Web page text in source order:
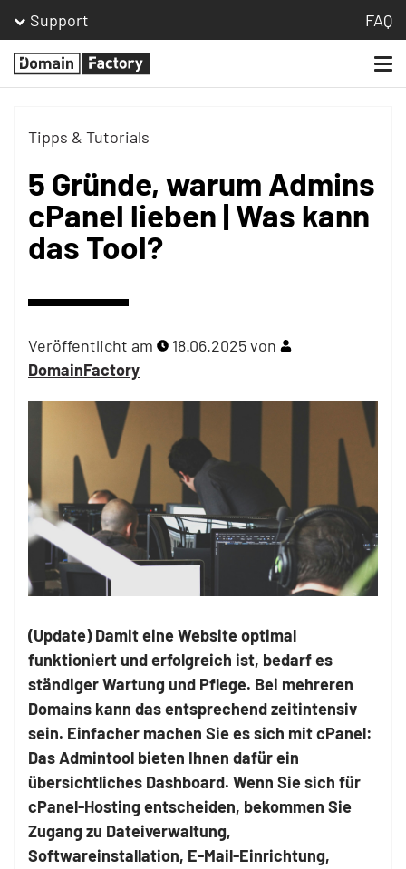
Support FAQ
Homepage
Tipps & Tutorials
5 Gründe, warum Admins
cPanel lieben | Was kann
das Tool?
Veröffentlicht am 18.06.2025von
DomainFactory
(Update) Damit eine Website optimal
funktioniert und erfolgreich ist, bedarf es
ständiger Wartung und Pflege. Bei mehreren
Domains kann das entsprechend zeitintensiv
sein. Einfacher machen Sie es sich mit cPanel:
Das Admintool bieten Ihnen dafür ein
übersichtliches Dashboard. Wenn Sie sich für
cPanel-Hosting entscheiden, bekommen Sie
Zugang zu Dateiverwaltung,
Softwareinstallation, E-Mail-Einrichtung,